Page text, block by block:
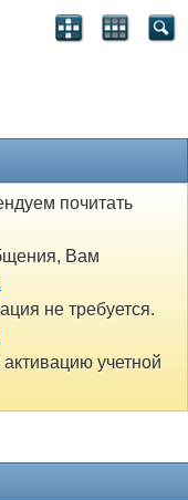
почитать
Вам
не требуется.
учетной